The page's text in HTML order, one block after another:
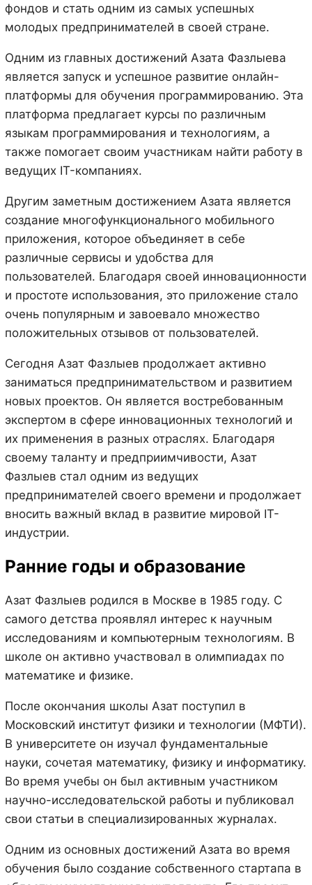
фондов и стать одним из самых успешных
молодых предпринимателей в своей стране.
Одним из главных достижений Азата Фазлыева
является запуск и успешное развитие онлайн-
платформы для обучения программированию. Эта
платформа предлагает курсы по различным
языкам программирования и технологиям, а
также помогает своим участникам найти работу в
ведущих IT-компаниях.
Другим заметным достижением Азата является
создание многофункционального мобильного
приложения, которое объединяет в себе
различные сервисы и удобства для
пользователей. Благодаря своей инновационности
и простоте использования, это приложение стало
очень популярным и завоевало множество
положительных отзывов от пользователей.
Сегодня Азат Фазлыев продолжает активно
заниматься предпринимательством и развитием
новых проектов. Он является востребованным
экспертом в сфере инновационных технологий и
их применения в разных отраслях. Благодаря
своему таланту и предприимчивости, Азат
Фазлыев стал одним из ведущих
предпринимателей своего времени и продолжает
вносить важный вклад в развитие мировой IT-
индустрии.
Ранние годы и образование
Азат Фазлыев родился в Москве в 1985 году. С
самого детства проявлял интерес к научным
исследованиям и компьютерным технологиям. В
школе он активно участвовал в олимпиадах по
математике и физике.
После окончания школы Азат поступил в
Московский институт физики и технологии (МФТИ).
В университете он изучал фундаментальные
науки, сочетая математику, физику и информатику.
Во время учебы он был активным участником
научно-исследовательской работы и публиковал
свои статьи в специализированных журналах.
Одним из основных достижений Азата во время
обучения было создание собственного стартапа в